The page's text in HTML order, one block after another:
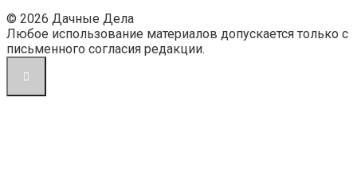
© 2026 Дачные Дела
Любое использование материалов допускается только с
письменного согласия редакции.